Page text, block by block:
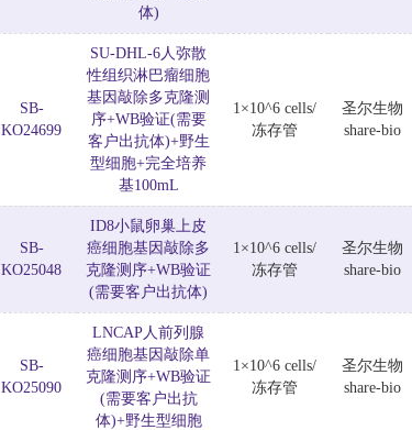
体)
SB-
KO24699
SU-DHL-6人弥散
性组织淋巴瘤细胞
基因敲除多克隆测
序+WB验证(需要
客户出抗体)+野生
型细胞+完全培养
基100mL
1×10^6 cells/
冻存管
圣尔生物
share-bio
SB-
KO25048
ID8小鼠卵巢上皮
癌细胞基因敲除多
克隆测序+WB验证
(需要客户出抗体)
1×10^6 cells/
冻存管
圣尔生物
share-bio
SB-
KO25090
LNCAP人前列腺
癌细胞基因敲除单
克隆测序+WB验证
(需要客户出抗
体)+野生型细胞
1×10^6 cells/
冻存管
圣尔生物
share-bio